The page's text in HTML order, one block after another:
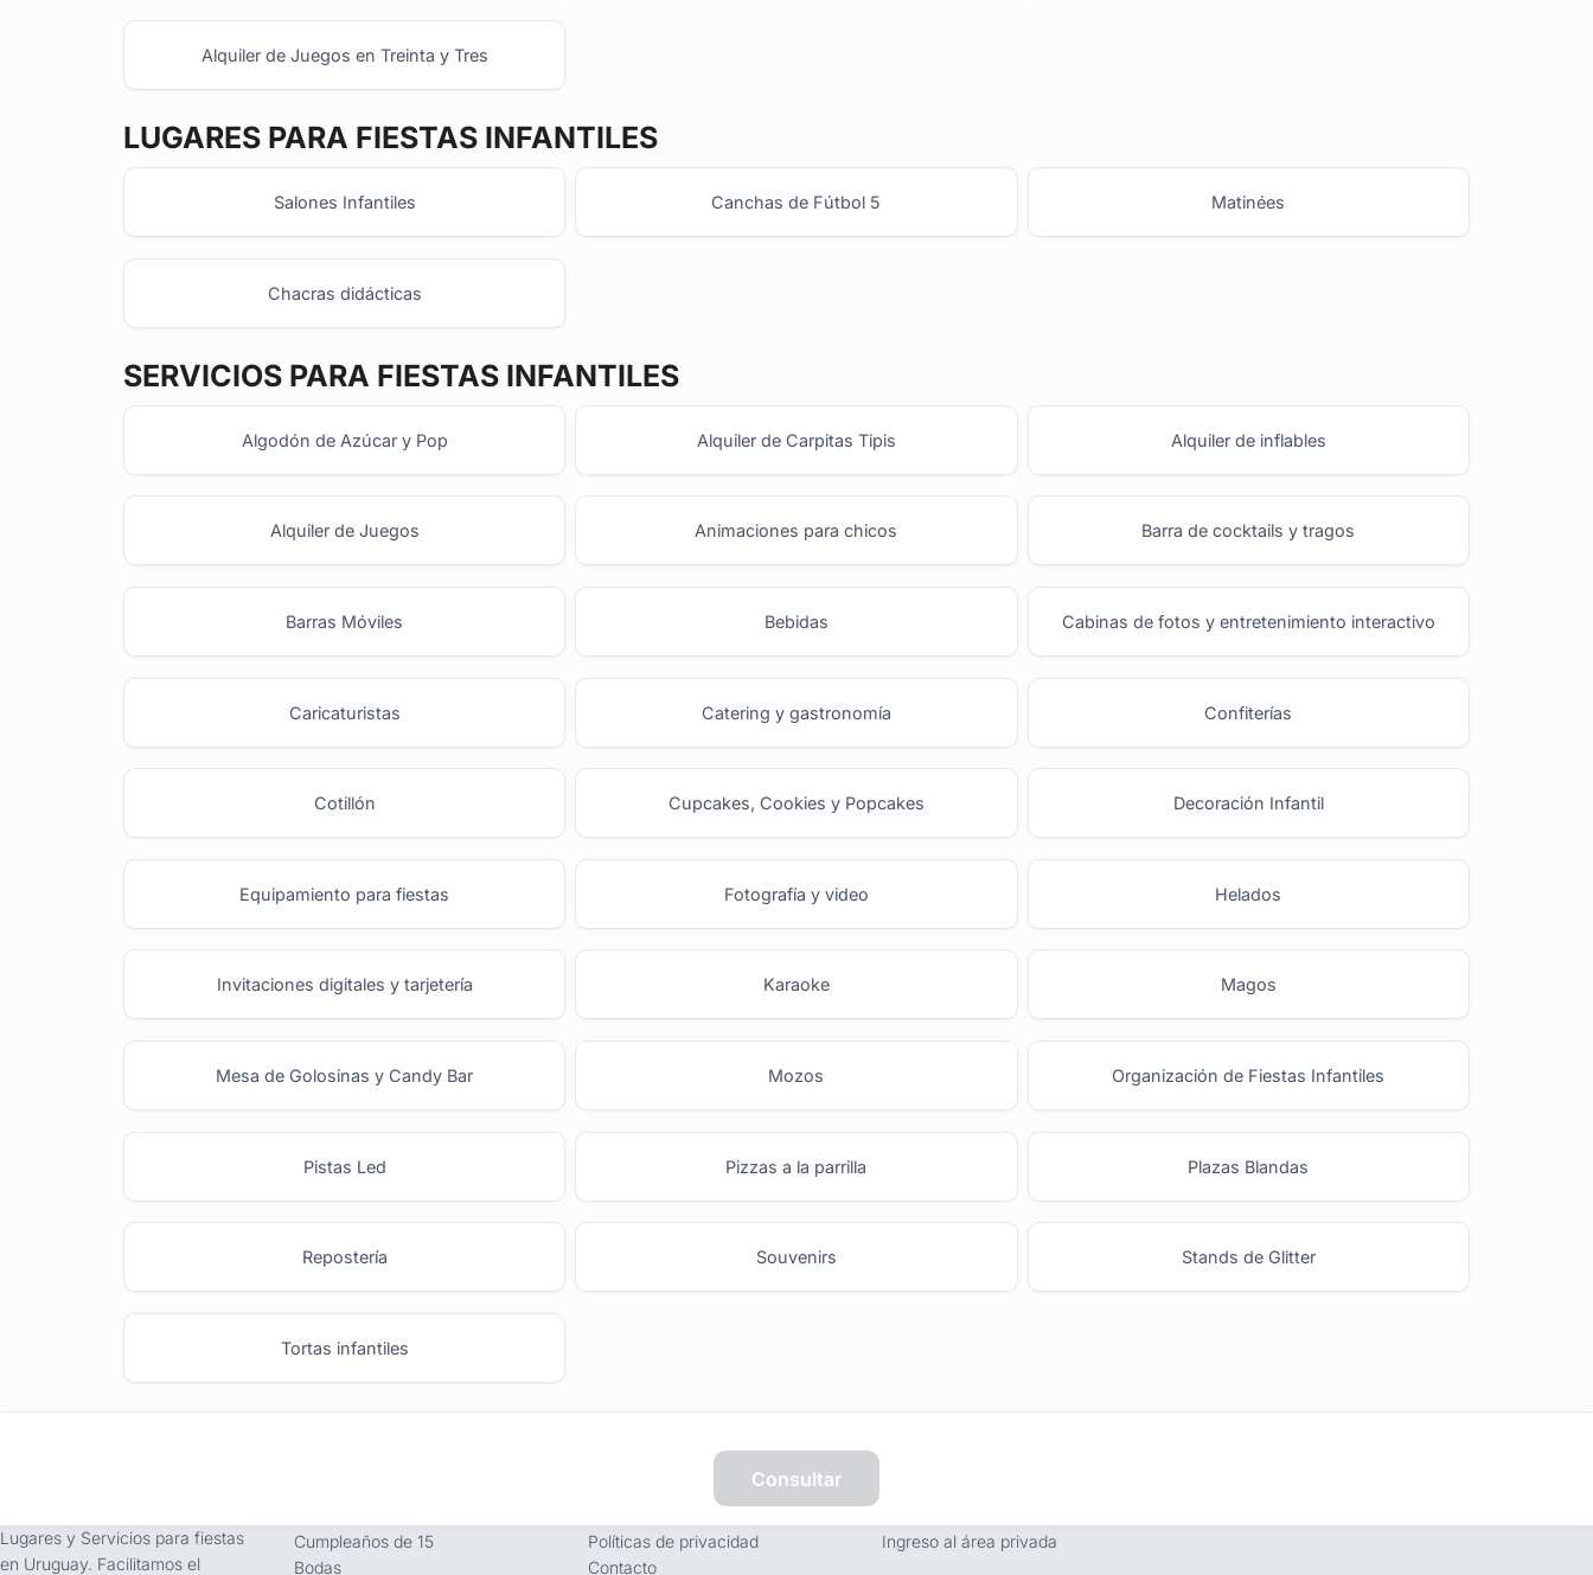
Alquiler de Juegos en Treinta y Tres
LUGARES PARA FIESTAS INFANTILES
Salones Infantiles Canchas de Fútbol 5 Matinées
Chacras didácticas
SERVICIOS PARA FIESTAS INFANTILES
Algodón de Azúcar y Pop Alquiler de Carpitas Tipis Alquiler de inflables
Alquiler de Juegos Animaciones para chicos Barra de cocktails y tragos
Barras Móviles Bebidas Cabinas de fotos y entretenimiento interactivo
Caricaturistas Catering y gastronomía Confiterías
Cotillón Cupcakes, Cookies y Popcakes Decoración Infantil
Equipamiento para fiestas Fotografía y video Helados
Invitaciones digitales y tarjetería Karaoke Magos
Mesa de Golosinas y Candy Bar Mozos Organización de Fiestas Infantiles
Pistas Led Pizzas a la parrilla Plazas Blandas
Repostería Souvenirs Stands de Glitter
Tortas infantiles
Consultar
Lugares y Servicios para fiestas
en Uruguay. Facilitamos el
Cumpleaños de 15
Bodas
Políticas de privacidad
Contacto
Ingreso al área privada